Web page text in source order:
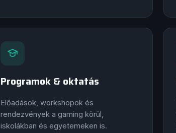
Programok & oktatás
Előadások, workshopok és
rendezvények a gaming körül,
iskolákban és egyetemeken is.